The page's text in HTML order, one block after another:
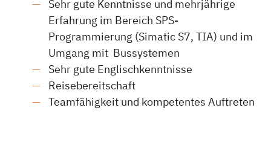
Sehr gute Kenntnisse und mehrjährige
Erfahrung im Bereich SPS-
Programmierung (Simatic S7, TIA) und im
Umgang mit Bussystemen
Sehr gute Englischkenntnisse
Reisebereitschaft
Teamfähigkeit und kompetentes Auftreten